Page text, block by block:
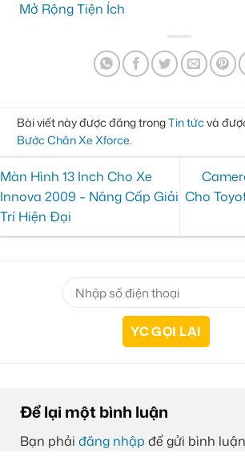
Mở Rộng Tiện Ích
Bài viết này được đăng trongTin tứcvà
Bước Chân Xe Xforce
Màn Hình 13 Inch Cho Xe
Innova 2009 – Nâng Cấp Giải
Trí Hiện Đại
Cho
Để lại một bình luận
Bạn phải đăng nhập để gửi bình